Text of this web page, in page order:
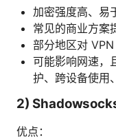
加密强度高、易
常见的商业方案
部分地区对
可能影响网速，
护、跨设备使用
2)
优点：